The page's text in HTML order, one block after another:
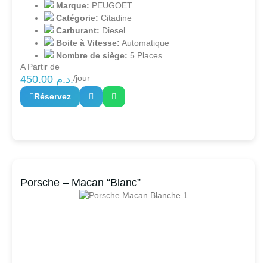
Marque: PEUGOET
Catégorie: Citadine
Carburant: Diesel
Boite à Vitesse: Automatique
Nombre de siège: 5 Places
A Partir de
450.00 د.م./jour
Réservez
Porsche – Macan “Blanc”